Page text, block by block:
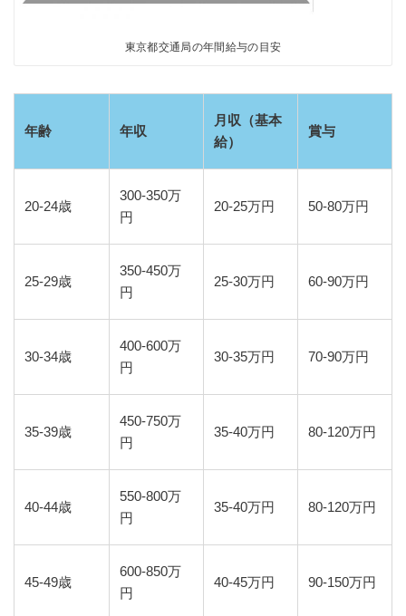
東京都交通局の年間給与の目安
年齢 年収
月収（基本
給）
賞与
20-24歳
300-350万
円
20-25万円 50-80万円
25-29歳
350-450万
円
25-30万円 60-90万円
30-34歳
400-600万
円
30-35万円 70-90万円
35-39歳
450-750万
円
35-40万円 80-120万円
40-44歳
550-800万
円
35-40万円 80-120万円
45-49歳
600-850万
円
40-45万円 90-150万円